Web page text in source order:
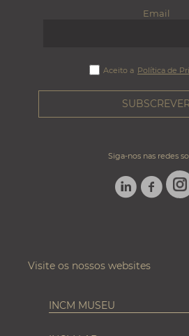
Email
Aceito a Política de
Siga-nos nas redes
LINKEDIN
Visite os nossos websites
INCM MUSEU